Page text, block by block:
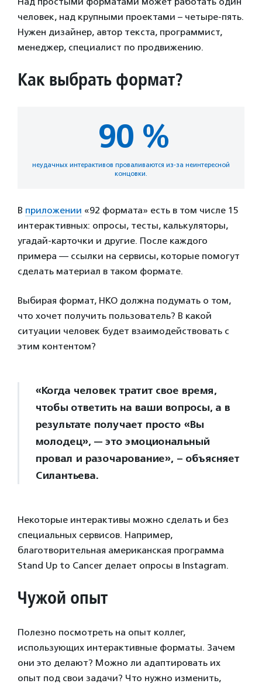
человек, над крупными проектами – четыре-пять.
Нужен дизайнер, автор текста, программист,
менеджер, специалист по продвижению.
Как выбрать формат?
90 %
неудачных интерактивов проваливаются из-за неинтересной
концовки.
В приложении «92 формата» есть в том числе 15
интерактивных: опросы, тесты, калькуляторы,
угадай-карточки и другие. После каждого
примера — ссылки на сервисы, которые помогут
сделать материал в таком формате.
Выбирая формат, НКО должна подумать о том,
что хочет получить пользователь? В какой
ситуации человек будет взаимодействовать с
этим контентом?
«Когда человек тратит свое время,
чтобы ответить на ваши вопросы, а в
результате получает просто «Вы
молодец», — это эмоциональный
провал и разочарование», – объясняет
Силантьева.
Некоторые интерактивы можно сделать и без
специальных сервисов. Например,
благотворительная американская программа
Stand Up to Cancer делает опросы в Instagram.
Чужой опыт
Полезно посмотреть на опыт коллег,
использующих интерактивные форматы. Зачем
они это делают? Можно ли адаптировать их
опыт под свои задачи? Что нужно изменить,